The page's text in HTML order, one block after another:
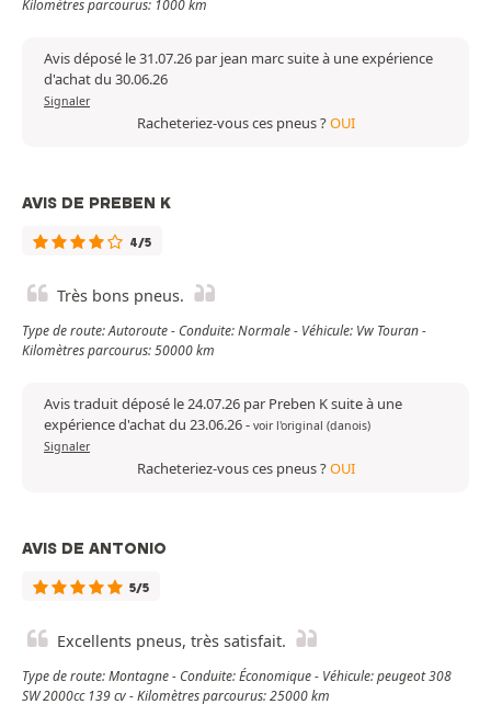
Kilomètres parcourus: 1000 km
Avis déposé le 31.07.26 par jean marc suite à une expérience
d'achat du 30.06.26
Signaler
Racheteriez-vous ces pneus ?OUI
AVIS DE PREBEN K
4/5
Très bons pneus.
Type de route: Autoroute - Conduite: Normale - Véhicule: Vw Touran -
Kilomètres parcourus: 50000 km
Avis traduit déposé le 24.07.26 par Preben K suite à une
expérience d'achat du 23.06.26- voir l'original (danois)
Signaler
Racheteriez-vous ces pneus ?OUI
AVIS DE ANTONIO
5/5
Excellents pneus, très satisfait.
Type de route: Montagne - Conduite: Économique - Véhicule: peugeot 308
SW 2000cc 139 cv - Kilomètres parcourus: 25000 km